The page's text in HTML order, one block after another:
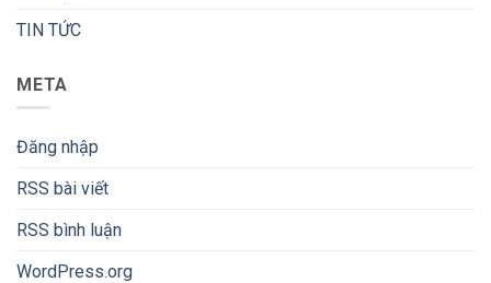
TIN TỨC
META
Đăng nhập
RSS bài viết
RSS bình luận
WordPress.org